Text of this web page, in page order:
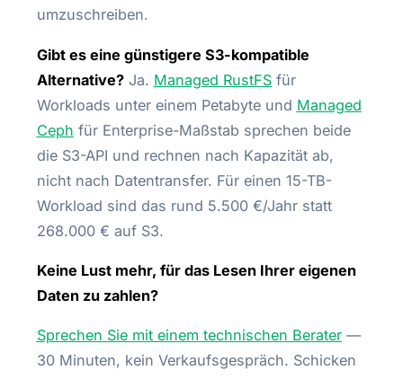
umzuschreiben.
Gibt es eine günstigere S3-kompatible
Alternative?Ja. Managed RustFSfür
Workloads unter einem Petabyte und Managed
Ceph für Enterprise-Maßstab sprechen beide
die S3-API und rechnen nach Kapazität ab,
nicht nach Datentransfer. Für einen 15-TB-
Workload sind das rund 5.500 €/Jahr statt
268.000 € auf S3.
Keine Lust mehr, für das Lesen Ihrer eigenen
Daten zu zahlen?
Sprechen Sie mit einem technischen Berater—
30 Minuten, kein Verkaufsgespräch. Schicken